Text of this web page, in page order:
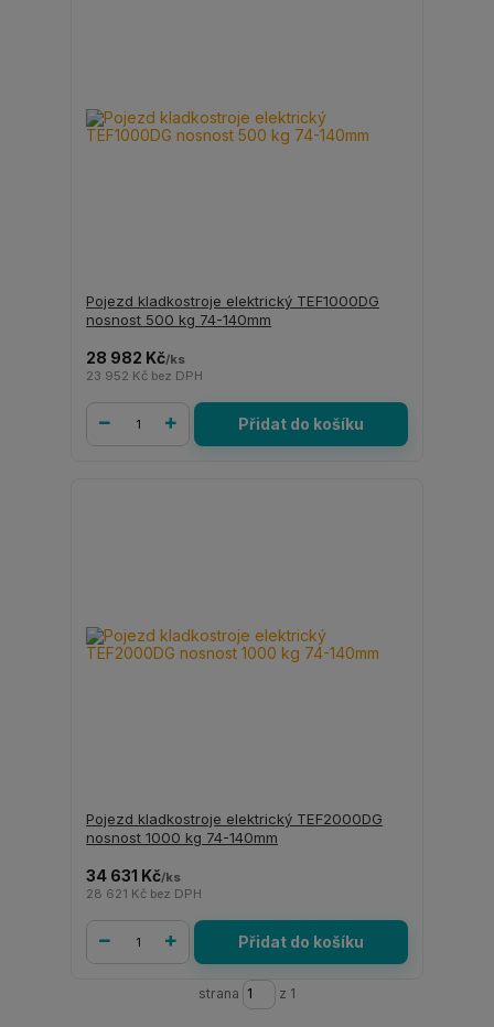
Pojezd kladkostroje elektrický TEF1000DG
nosnost 500 kg 74-140mm
28 982 Kč/ks
23 952 Kč bez DPH
Přidat do košíku
Pojezd kladkostroje elektrický TEF2000DG
nosnost 1000 kg 74-140mm
34 631 Kč/ks
28 621 Kč bez DPH
Přidat do košíku
strana z 1